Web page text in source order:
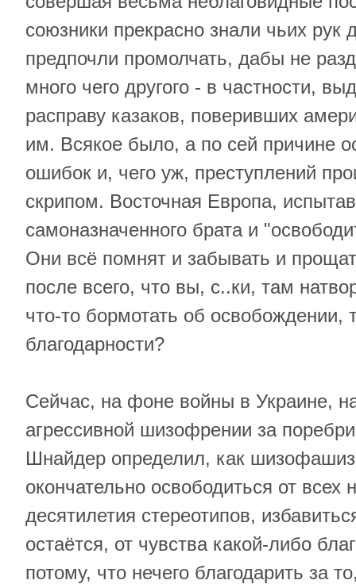
союзники прекрасно знали чьих рук
предпочли промолчать, дабы не
много чего другого - в частности,
расправу казаков, поверивших
им. Всякое было, а по сей причине
ошибок и, чего уж, преступлений
скрипом. Восточная Европа,
самоназначенного брата и
Они всё помнят и забывать и
после всего, что вы, с..ки, там
что-то бормотать об освобождении,
благодарности?
Сейчас, на фоне войны в Украине,
агрессивной шизофрении за
Шнайдер определил, как
окончательно освободиться от всех
десятилетия стереотипов,
остаётся, от чувства какой-либо
потому, что нечего благодарить за